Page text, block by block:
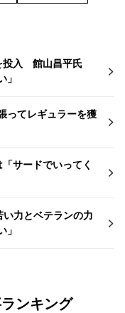
投入 館山昌平氏
」
ってレギュラーを獲
サードでいってく
力とベテランの力
」
ンキング